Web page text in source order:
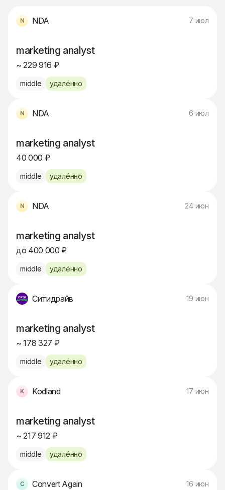
NDA 7 июл
marketing analyst
~ 229 916 ₽
middle удалённо
NDA 6 июл
marketing analyst
40 000 ₽
middle удалённо
NDA 24 июн
marketing analyst
до 400 000 ₽
middle удалённо
Ситидрайв 19 июн
marketing analyst
~ 178 327 ₽
middle удалённо
Kodland 17 июн
marketing analyst
~ 217 912 ₽
middle удалённо
Convert Again 16 июн